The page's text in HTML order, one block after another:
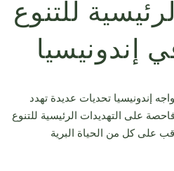
للتنوع
إندونيسيا
إندونيسيا تحديات عديدة تهدد
على التهديدات الرئيسية للتنوع
على كل من الحياة البرية